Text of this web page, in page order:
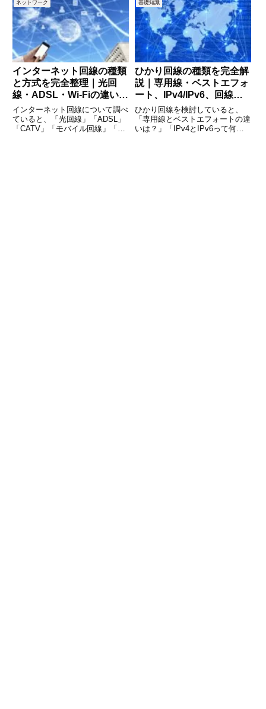
ンゲームがラグい、Zoomや
Teamsで音声が遅れる、リモート
操作がもたつく。こうした不
なんとなく速そうだからIPoEを
選んだ」「プロバイダの設定で
PPPoEと書いてあって
ネットワーク
インターネット回線の種類
と方式を完全整理｜光回
線・ADSL・Wi-Fiの違いが
一目でわかる解説
インターネット回線について調べ
ていると、「光回線」「ADSL」
「CATV」「モバイル回線」「ホ
基礎知識
ひかり回線の種類を完全解
説｜専用線・ベストエフォ
ート、IPv4/IPv6、回線方
式の違いが一発でわかる
ひかり回線を検討していると、
「専用線とベストエフォートの違
いは？」「IPv4とIPv6って何が